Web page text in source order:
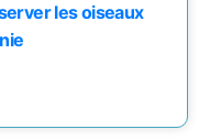
les oiseaux